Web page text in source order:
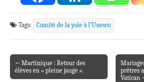
Tags: Comité de la yole à l’Unesco
Post navigation
← Martinique : Retour des
élèves en « pleine jauge ».
prêtres
Vatican